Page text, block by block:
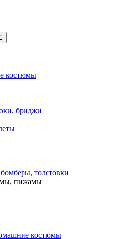

костюмы
бриджи
толстовки
пижамы
костюмы